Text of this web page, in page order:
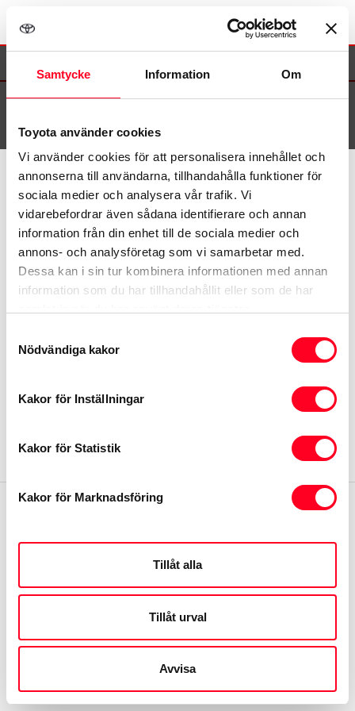
Samtycke Information Om
Toyota använder cookies
Vi använder cookies för att personalisera innehållet och
annonserna till användarna, tillhandahålla funktioner för
sociala medier och analysera vår trafik. Vi
vidarebefordrar även sådana identifierare och annan
information från din enhet till de sociala medier och
annons- och analysföretag som vi samarbetar med.
Dessa kan i sin tur kombinera informationen med annan
information som du har tillhandahållit eller som de har
Nödvändiga kakor
Kakor för Inställningar
Kakor för Statistik
Kakor för Marknadsföring
Tillåt alla
Tillåt urval
Avvisa
Se sommarens öppettider här>>
©2026Toyota
Toyota.se
Kontakta oss